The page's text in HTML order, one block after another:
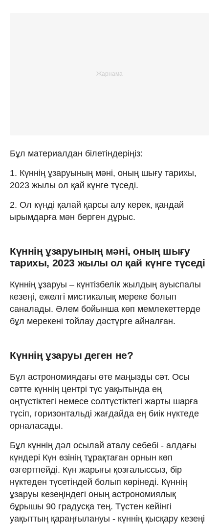
Бұл материалдан білетіндеріңіз:
1. Күннің ұзаруының мәні, оның шығу тарихы,
2023 жылы ол қай күнге түседі.
2. Ол күнді қалай қарсы алу керек, қандай
ырымдарға мән берген дұрыс.
Күннің ұзаруының мәні, оның шығу
тарихы, 2023 жылы ол қай күнге түседі
Күннің ұзаруы – күнтізбелік жылдың ауыспалы
кезеңі, ежелгі мистикалық мереке болып
саналады. Әлем бойынша көп мемлекеттерде
бұл мерекені тойлау дәстүрге айналған.
Күннің ұзаруы деген не?
Бұл астрономиядағы өте маңызды сәт. Осы
сәтте күннің центрі түс уақытында ең
оңтүстіктегі немесе солтүстіктегі жарты шарға
түсіп, горизонтальді жағдайда ең биік нүктеде
орналасады.
Бұл күннің дәл осылай аталу себебі - алдағы
күндері Күн өзінің тұрақтаған орнын көп
өзгертпейді. Күн жарығы қозғалыссыз, бір
нүктеден түсетіндей болып көрінеді. Күннің
ұзаруы кезеңіндегі оның астрономиялық
бұрышы 90 градусқа тең. Түстен кейінгі
уақыттың қараңғылануы - күннің қысқару кезеңі